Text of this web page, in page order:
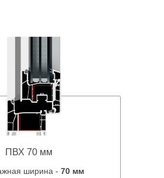
ПВХ 70 мм
ширина - 70 мм
ваши
вам
и
стоимости